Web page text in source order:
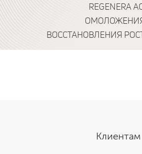
REGENERA
ВОССТАНОВЛЕНИЯ
Клиентам